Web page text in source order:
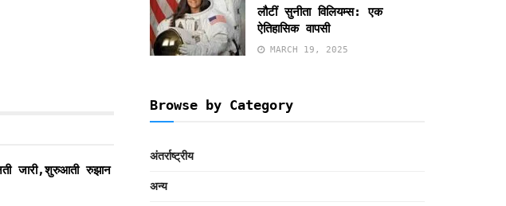
जारी,शुरुआती रुझान
लौटीं सुनीता विलियम्स: एक
ऐतिहासिक वापसी
MARCH 19, 2025
Browse by Category
अंतर्राष्ट्रीय
अन्य